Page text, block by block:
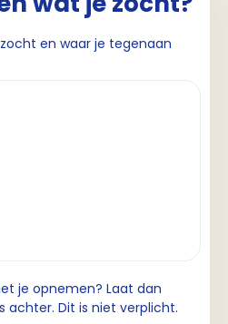
en waar je tegenaan
je opnemen? Laat dan
achter. Dit is niet verplicht.